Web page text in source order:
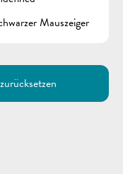
Mauszeiger